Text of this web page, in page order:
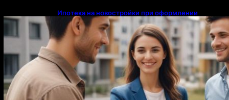
Ипотека на новостройки при оформлении
напрямую у застройщика